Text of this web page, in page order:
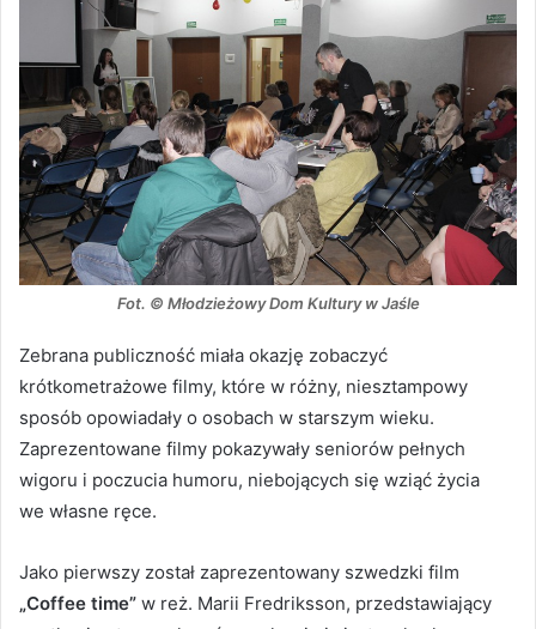
Fot. © Młodzieżowy Dom Kultury w Jaśle
Zebrana publiczność miała okazję zobaczyć
krótkometrażowe filmy, które w różny, niesztampowy
sposób opowiadały o osobach w starszym wieku.
Zaprezentowane filmy pokazywały seniorów pełnych
wigoru i poczucia humoru, niebojących się wziąć życia
we własne ręce.
Jako pierwszy został zaprezentowany szwedzki film
„Coffee time” w reż. Marii Fredriksson, przedstawiający